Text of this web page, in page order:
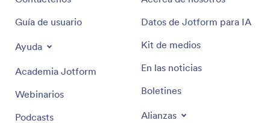
Guía de usuario
Ayuda
Academia Jotform
Webinarios
Podcasts
Datos de Jotform para IA
Kit de medios
En las noticias
Boletines
Alianzas